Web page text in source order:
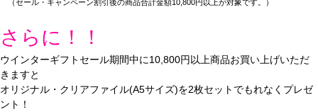
（セール・キャンペーン割引後の商品合計金額10,800円以上が対象です。）
さらに！！
ウインターギフトセール期間中に10,800円以上商品お買い上げいただ
きますと
オリジナル・クリアファイル(A5サイズ)を2枚セットでもれなくプレゼ
ント！